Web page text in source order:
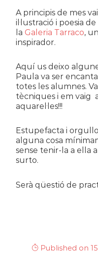
A principis de mes
il·lustració i poesia
la Galeria Tarraco,
inspirador.
Aquí us deixo
Paula va ser
totes les alumnes.
tècniques i em vaig
aquarel·les!!!
Estupefacta i
alguna cosa
sense tenir-la a ella
surto.
Serà qüestió de
Published on